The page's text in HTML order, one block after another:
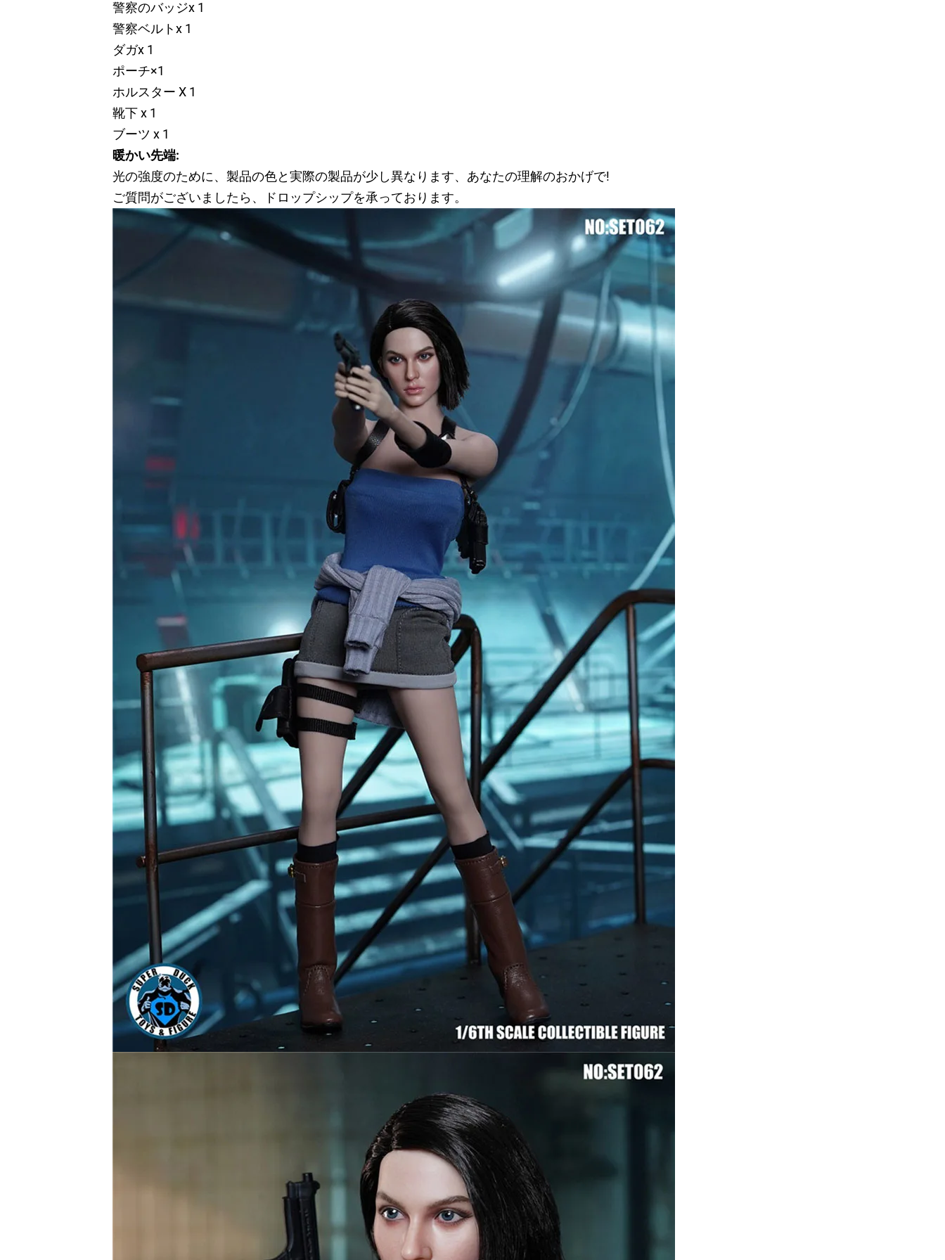
警察のバッジx 1
警察ベルトx 1
ダガx 1
ポーチ×1
ホルスター X 1
靴下 x 1
ブーツ x 1
暖かい先端:
光の強度のために、製品の色と実際の製品が少し異なります、あなたの理解のおかげで!
ご質問がございましたら、ドロップシップを承っております。